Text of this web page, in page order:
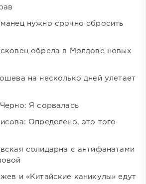
нужно срочно сбросить
обрела в Молдове новых
на несколько дней улетает
Я сорвалась
Определено, это того
солидарна с антифанатами
и «Китайские каникулы» едут